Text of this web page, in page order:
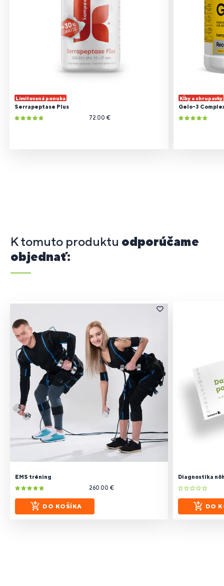
Limitovaná ponuka
Serrapeptase Plus
72.00 €
Kĺby a chrupavky
Gelo-3
K tomuto produktu odporúčame
objednať:
EMS tréning
260.00 €
DO KOŠÍKA
Diagnostika
DO